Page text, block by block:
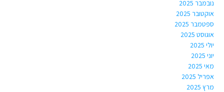
נובמבר 2025
אוקטובר 2025
ספטמבר 2025
אוגוסט 2025
יולי 2025
יוני 2025
מאי 2025
אפריל 2025
מרץ 2025